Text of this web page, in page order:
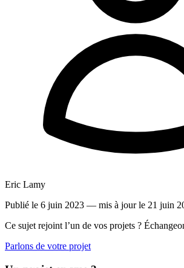
Eric Lamy
Publié le 6 juin 2023 — mis à jour le 21 juin
Ce sujet rejoint l’un de vos projets ?
Parlons de votre projet